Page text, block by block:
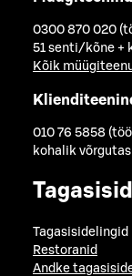
0300 870 020
51 senti/kõne +
Kõik
010 76 5858
kohalik
Restoranid
Andke